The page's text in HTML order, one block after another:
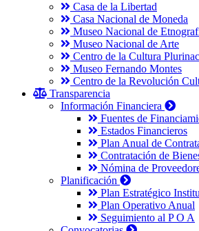
Casa de la Libertad
Casa Nacional de Moneda
Museo Nacional de
Museo Nacional de Arte
Centro de la Cultura
Museo Fernando Montes
Centro de la Revolución
Transparencia
Información Financiera
Fuentes de
Estados Financieros
Plan Anual de
Contratación de
Nómina de
Planificación
Plan Estratégico
Plan Operativo Anual
Seguimiento al P O A